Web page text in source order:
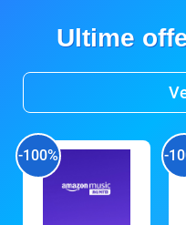
Ultime
-100% -